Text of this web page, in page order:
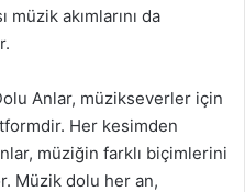
akımlarını da
Anlar, müzikseverler için
Her kesimden
müziğin farklı biçimlerini
Müzik dolu her an,